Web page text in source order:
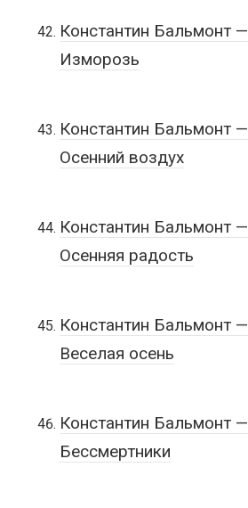
Константин Бальмонт —
Изморозь
Константин Бальмонт —
Осенний воздух
Константин Бальмонт —
Осенняя радость
Константин Бальмонт —
Веселая осень
Константин Бальмонт —
Бессмертники